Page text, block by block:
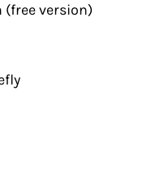
(free version)